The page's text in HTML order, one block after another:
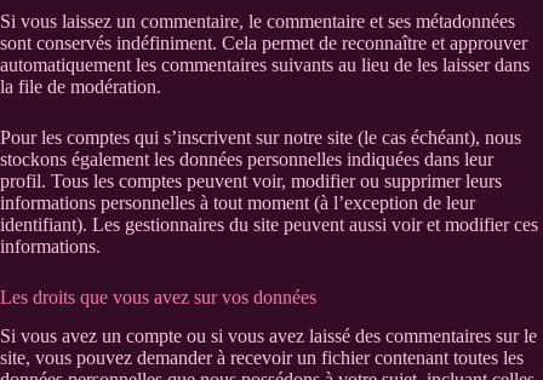
Si vous laissez un commentaire, le commentaire et ses métadonnées
sont conservés indéfiniment. Cela permet de reconnaître et approuver
automatiquement les commentaires suivants au lieu de les laisser dans
la file de modération.
Pour les comptes qui s’inscrivent sur notre site (le cas échéant), nous
stockons également les données personnelles indiquées dans leur
profil. Tous les comptes peuvent voir, modifier ou supprimer leurs
informations personnelles à tout moment (à l’exception de leur
identifiant). Les gestionnaires du site peuvent aussi voir et modifier ces
informations.
Les droits que vous avez sur vos données
Si vous avez un compte ou si vous avez laissé des commentaires sur le
site, vous pouvez demander à recevoir un fichier contenant toutes les